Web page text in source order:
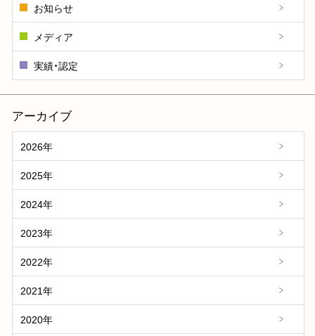
お知らせ
メディア
実績・認定
アーカイブ
2026年
2025年
2024年
2023年
2022年
2021年
2020年